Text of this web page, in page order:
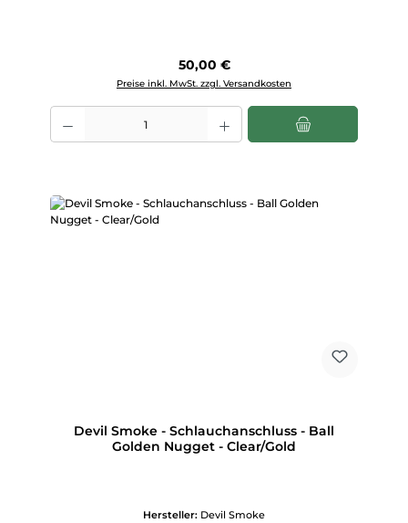
Regulärer Preis:
50,00 €
Preise inkl. MwSt. zzgl. Versandkosten
Produkt Anzahl: Gib den gewünschten Wert ein oder benutze die
Devil Smoke - Schlauchanschluss - Ball
Golden Nugget - Clear/Gold
Hersteller: Devil Smoke